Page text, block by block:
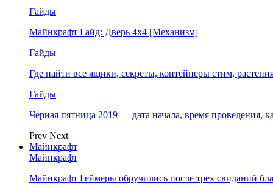
Гайды
Майнкрафт Гайд: Дверь 4х4 [Механизм]
Гайды
Где найти все ящики, секреты, контейнеры стим,
Гайды
Черная пятница 2019 — дата начала, время проведения,
Prev Next
Майнкрафт
Майнкрафт
Майнкрафт Геймеры обручились после трех свиданий